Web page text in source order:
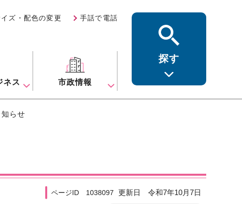
ズ・配色の変更 手話で電話
ネス 市政情報
探す
らせ
ページID 1038097 更新日 令和7年10月7日